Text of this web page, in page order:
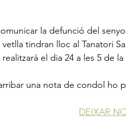
la defunció del
vetlla tindran lloc al Tanatori
realitzarà el dia 24 a les 5 de
una nota de condol ho
DEIXAR